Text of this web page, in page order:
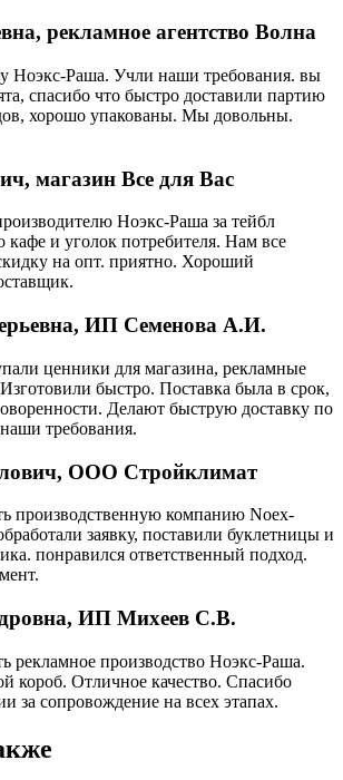
рекламное агентство Волна
Ноэкс-Раша. Учли наши требования. вы
спасибо что быстро доставили партию
хорошо упакованы. Мы довольны.
магазин Все для Вас
Ноэкс-Раша за тейбл
кафе и уголок потребителя. Нам все
на опт. приятно. Хороший
ИП Семенова А.И.
ценники для магазина, рекламные
быстро. Поставка была в срок,
Делают быструю доставку по
требования.
ООО Стройклимат
производственную компанию Noex-
заявку, поставили буклетницы и
понравился ответственный подход.
ИП Михеев С.В.
рекламное производство Ноэкс-Раша.
короб. Отличное качество. Спасибо
за сопровождение на всех этапах.